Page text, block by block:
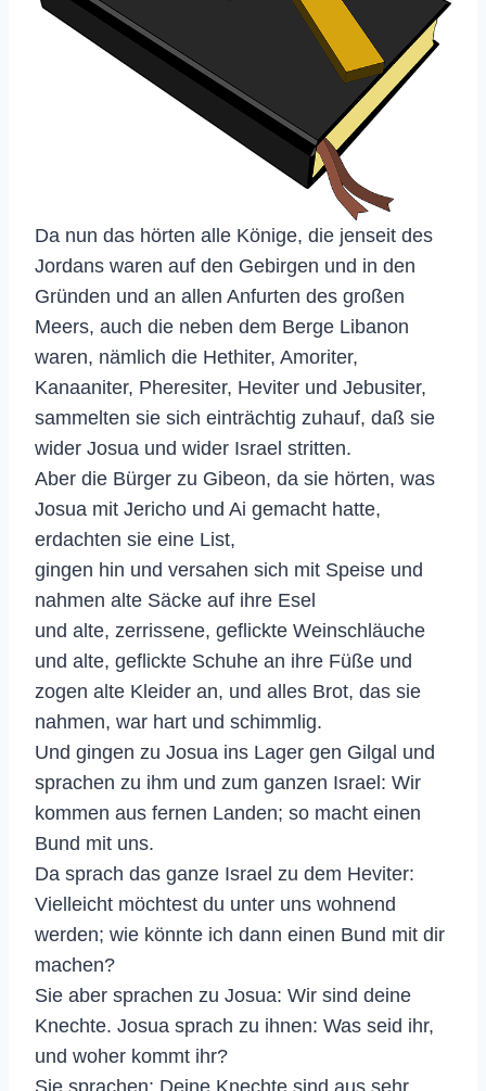
Da nun das hörten alle Könige, die jenseit des
Jordans waren auf den Gebirgen und in den
Gründen und an allen Anfurten des großen
Meers, auch die neben dem Berge Libanon
waren, nämlich die Hethiter, Amoriter,
Kanaaniter, Pheresiter, Heviter und Jebusiter,
sammelten sie sich einträchtig zuhauf, daß sie
wider Josua und wider Israel stritten.
Aber die Bürger zu Gibeon, da sie hörten, was
Josua mit Jericho und Ai gemacht hatte,
erdachten sie eine List,
gingen hin und versahen sich mit Speise und
nahmen alte Säcke auf ihre Esel
und alte, zerrissene, geflickte Weinschläuche
und alte, geflickte Schuhe an ihre Füße und
zogen alte Kleider an, und alles Brot, das sie
nahmen, war hart und schimmlig.
Und gingen zu Josua ins Lager gen Gilgal und
sprachen zu ihm und zum ganzen Israel: Wir
kommen aus fernen Landen; so macht einen
Bund mit uns.
Da sprach das ganze Israel zu dem Heviter:
Vielleicht möchtest du unter uns wohnend
werden; wie könnte ich dann einen Bund mit dir
machen?
Sie aber sprachen zu Josua: Wir sind deine
Knechte. Josua sprach zu ihnen: Was seid ihr,
und woher kommt ihr?
Sie sprachen: Deine Knechte sind aus sehr